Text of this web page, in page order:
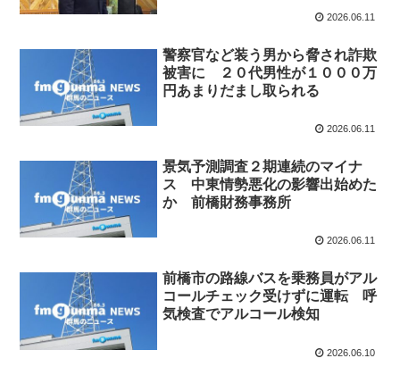
2026.06.11
警察官など装う男から脅され詐欺
被害に ２０代男性が１０００万
円あまりだまし取られる
2026.06.11
景気予測調査２期連続のマイナ
ス 中東情勢悪化の影響出始めた
か 前橋財務事務所
2026.06.11
前橋市の路線バスを乗務員がアル
コールチェック受けずに運転 呼
気検査でアルコール検知
2026.06.10